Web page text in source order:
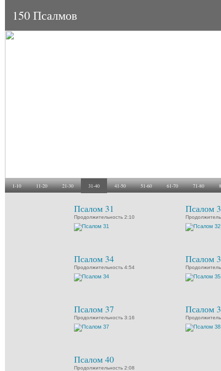
150 Псалмов
1-10 11-20 21-30 31-40 41-50 51-60 61-70 71-80
Псалом 31
Продолжительность 2:10
Псалом
Псалом 34
Продолжительность 4:54
Псалом
Псалом 37
Продолжительность 3:16
Псалом
Псалом 40
Продолжительность 2:08